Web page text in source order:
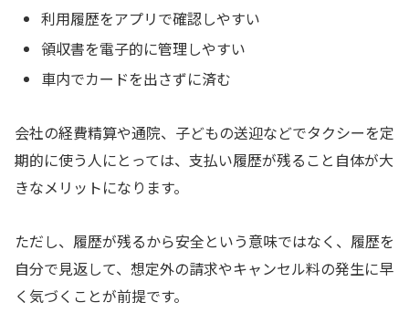
利用履歴をアプリで確認しやすい
領収書を電子的に管理しやすい
車内でカードを出さずに済む
会社の経費精算や通院、子どもの送迎などでタクシーを定
期的に使う人にとっては、支払い履歴が残ること自体が大
きなメリットになります。
ただし、履歴が残るから安全という意味ではなく、履歴を
自分で見返して、想定外の請求やキャンセル料の発生に早
く気づくことが前提です。